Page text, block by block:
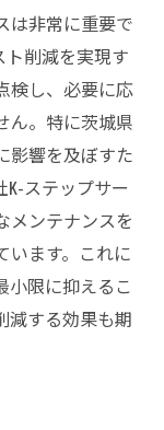
は非常に重要で
ト削減を実現す
検し、必要に応
ん。特に茨城県
影響を及ぼすた
ステップサー
メンテナンスを
います。これに
小限に抑えるこ
減する効果も期